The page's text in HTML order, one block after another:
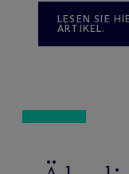
LESEN SIE
ARTIKEL.